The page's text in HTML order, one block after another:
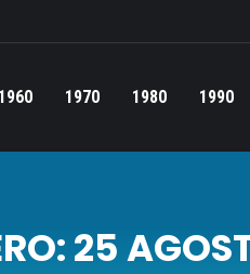
1960 1970 1980 1990
25